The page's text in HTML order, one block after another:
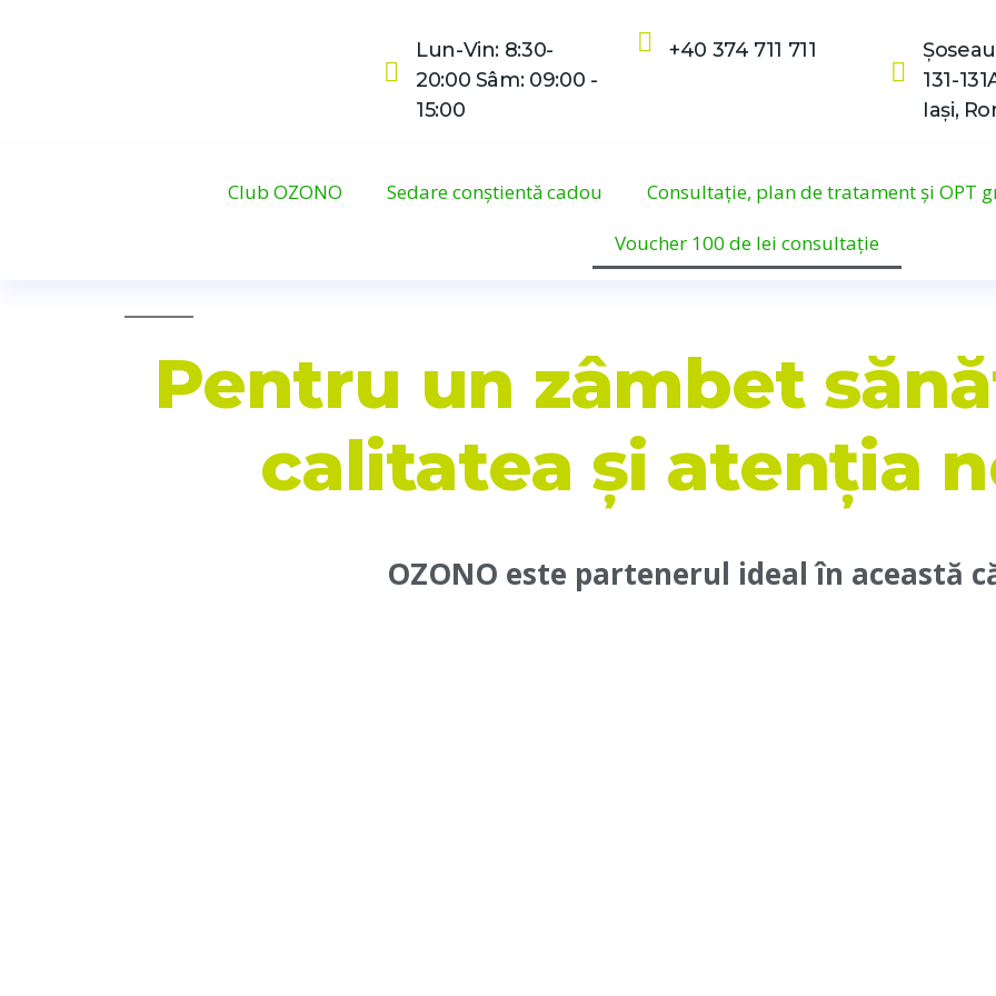
Lun-Vin: 8:30-
20:00 Sâm: 09:00 -
15:00
+40 374 711 711
131-
Iași,
Club OZONO Sedare conștientă cadou Consultație, plan de tratament și OPT
Voucher 100 de lei consultație
Pentru un zâmbet
calitatea și atenția
OZONO este partenerul ideal în această